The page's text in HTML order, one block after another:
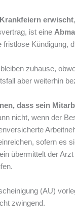
erwischt
ist eine
fristlose
zuhause,
aber weiterhin
dass sein
nicht, wenn der
sofern es
übermittelt der
(AU)
zwingend.